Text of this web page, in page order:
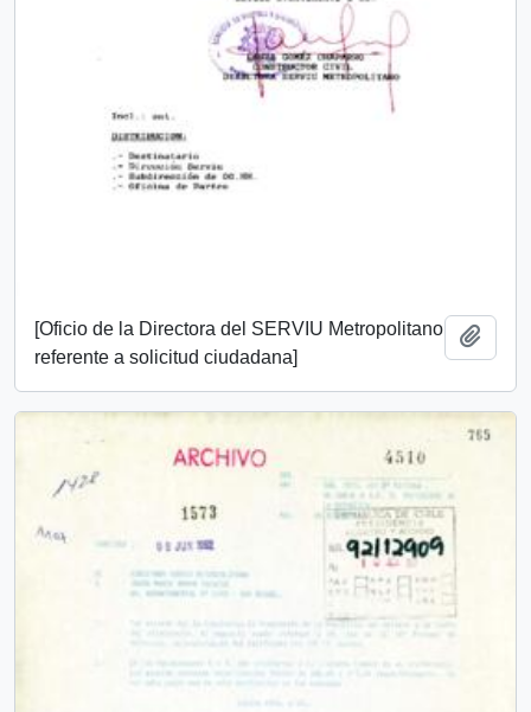
[Oficio de la Directora del SERVIU Metropolitano
referente a solicitud ciudadana]